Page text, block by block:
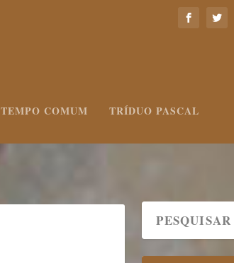
TEMPO COMUM TRÍDUO PASCAL